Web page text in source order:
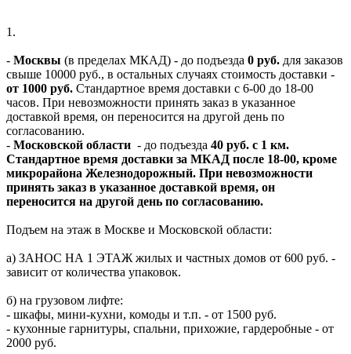
1.
- Москвы (в пределах МКАД) - до подъезда 0 руб. для заказов
свыше 10000 руб., в остальных случаях стоимость доставки -
от 1000 руб. Стандартное время доставки с 6-00 до 18-00
часов. При невозможности принять заказ в указанное
доставкой время, он переносится на другой день по
согласованию.
- Московской области - до подъезда 40 руб. с 1 км.
Стандартное время доставки за МКАД после 18-00, кроме
микрорайона Железнодорожный. При невозможности
принять заказ в указанное доставкой время, он
переносится на другой день по согласованию.
Подъем на этаж в Москве и Московской области:
а) ЗАНОС НА 1 ЭТАЖ жилых и частных домов от 600 руб. -
зависит от количества упаковок.
б) на грузовом лифте:
- шкафы, мини-кухни, комоды и т.п. - от 1500 руб.
- кухонные гарнитуры, спальни, прихожие, гардеробные - от
2000 руб.